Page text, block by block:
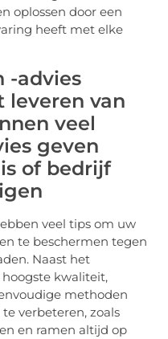
oplossen door een
heeft met elke
-advies
leveren van
veel
geven
of bedrijf
veel tips om uw
te beschermen tegen
Naast het
kwaliteit,
methoden
verbeteren, zoals
en ramen altijd op